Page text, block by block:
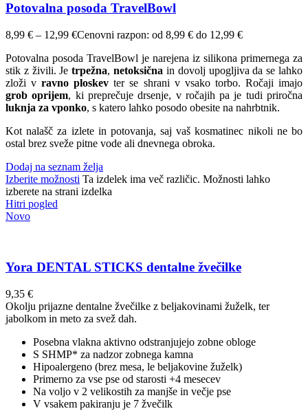
Potovalna posoda TravelBowl
8,99 € – 12,99 €Cenovni razpon: od 8,99 € do 12,99 €
Potovalna posoda TravelBowl je narejena iz silikona primernega za
stik z živili. Jetrpežna,netoksična in dovolj upogljiva da se lahko
zloži vravno ploskev ter se shrani v vsako torbo. Ročaji imajo
grob oprijem, ki preprečuje drsenje, v ročajih pa je tudi priročna
luknja za vponko, s katero lahko posodo obesite na nahrbtnik.
Kot nalašč za izlete in potovanja, saj vaš kosmatinec nikoli ne bo
ostal brez sveže pitne vode ali dnevnega obroka.
Dodaj na seznam želja
Izberite možnosti Ta izdelek ima več različic. Možnosti lahko
izberete na strani izdelka
Hitri pogled
Novo
Yora DENTAL STICKS dentalne žvečilke
9,35 €
Okolju prijazne dentalne žvečilke z beljakovinami žuželk, ter
jabolkom in meto za svež dah.
Posebna vlakna aktivno odstranjujejo zobne obloge
S SHMP* za nadzor zobnega kamna
Hipoalergeno (brez mesa, le beljakovine žuželk)
Primerno za vse pse od starosti +4 mesecev
Na voljo v 2 velikostih za manjše in večje pse
V vsakem pakiranju je 7 žvečilk